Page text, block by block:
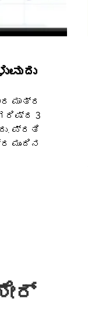
ಮಾತ್ರ
3
ಪ್ರತಿ
ಮುಂದಿನ